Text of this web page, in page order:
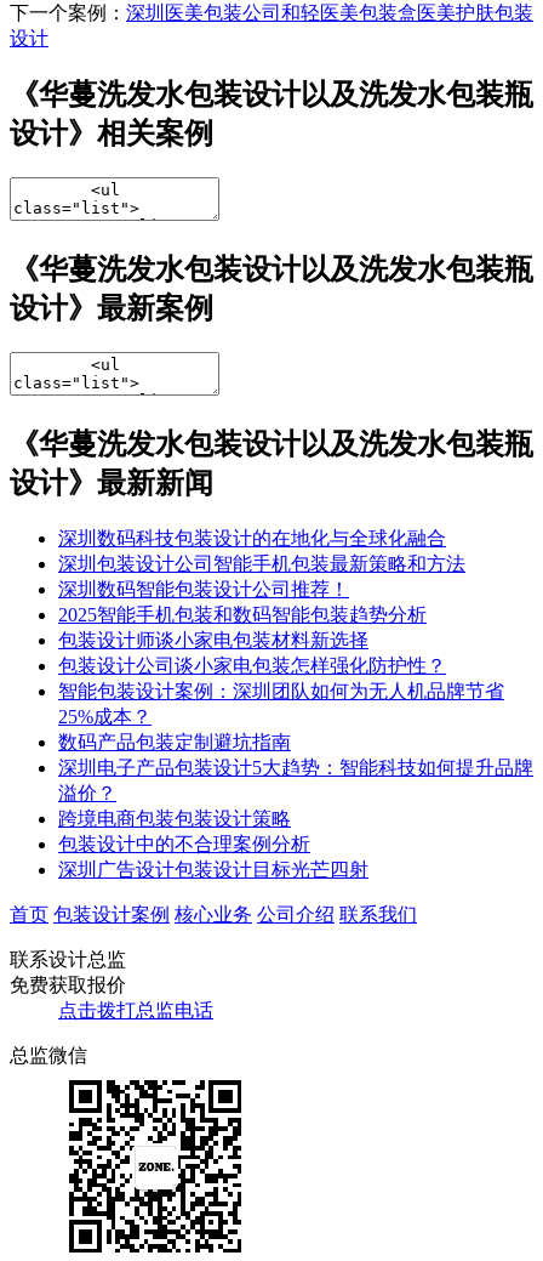
下一个案例： 深圳医美包装公司和轻医美包装盒医美护肤包装
设计
《华蔓洗发水包装设计以及洗发水包装瓶
设计》相关案例
《华蔓洗发水包装设计以及洗发水包装瓶
设计》最新案例
《华蔓洗发水包装设计以及洗发水包装瓶
设计》最新新闻
深圳数码科技包装设计的在地化与全球化融合
深圳包装设计公司智能手机包装最新策略和方法
深圳数码智能包装设计公司推荐！
2025智能手机包装和数码智能包装趋势分析
包装设计师谈小家电包装材料新选择
包装设计公司谈小家电包装怎样强化防护性？
智能包装设计案例：深圳团队如何为无人机品牌节省
25%成本？
数码产品包装定制避坑指南
深圳电子产品包装设计5大趋势：智能科技如何提升品牌
溢价？
跨境电商包装包装设计策略
包装设计中的不合理案例分析
深圳广告设计包装设计目标光芒四射
首页 包装设计案例 核心业务 公司介绍 联系我们
联系设计总监
免费获取报价
点击拨打总监电话
总监微信